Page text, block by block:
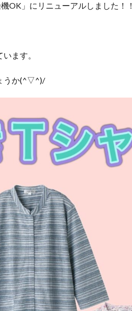
OK」にリニューアルしました！！
ます。
うか(^▽^)/